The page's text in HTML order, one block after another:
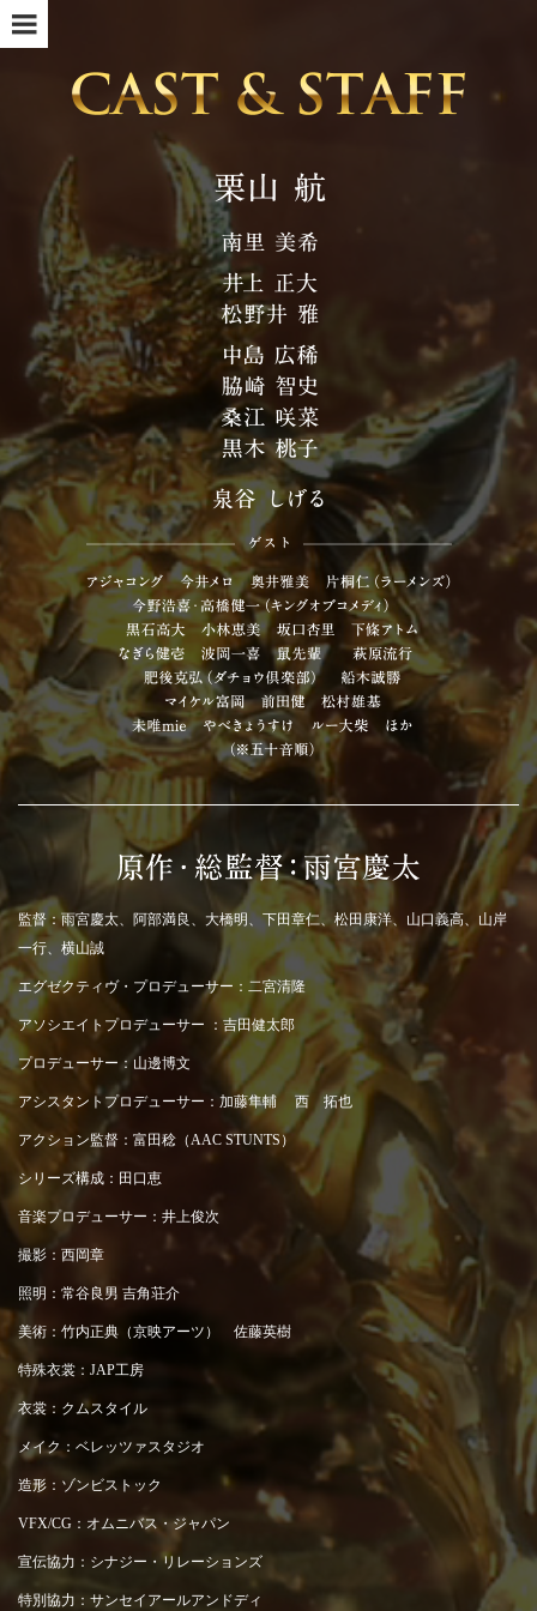
監督：雨宮慶太、阿部満良、大橋明、下田章仁、松田康洋、山口義高、山岸
一行、横山誠
エグゼクティヴ・プロデューサー：二宮清隆
アソシエイトプロデューサー ：吉田健太郎
プロデューサー：山邊博文
アシスタントプロデューサー：加藤隼輔 西 拓也
アクション監督：富田稔（AAC STUNTS）
シリーズ構成：田口恵
音楽プロデューサー：井上俊次
撮影：西岡章
照明：常谷良男 吉角荘介
美術：竹内正典（京映アーツ） 佐藤英樹
特殊衣裳：JAP工房
衣裳：クムスタイル
メイク：ベレッツァスタジオ
造形：ゾンビストック
VFX/CG：オムニバス・ジャパン
宣伝協力：シナジー・リレーションズ
特別協力：サンセイアールアンドディ